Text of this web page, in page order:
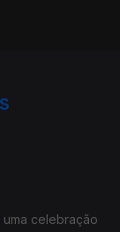
celebração